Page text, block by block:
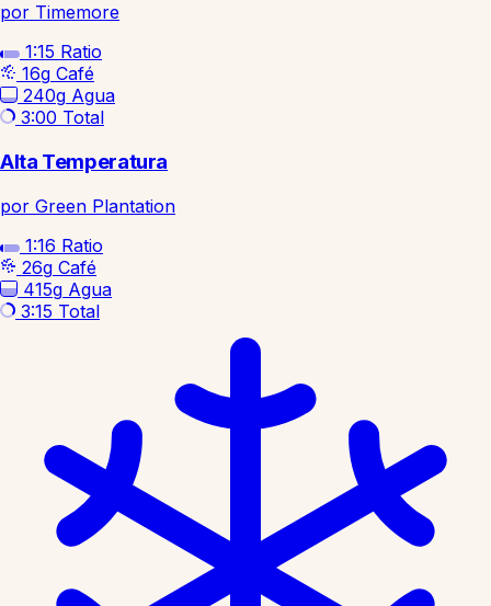
por Timemore
1:15 Ratio
16g Café
240g Agua
3:00 Total
Alta Temperatura
por Green Plantation
1:16 Ratio
26g Café
415g Agua
3:15 Total